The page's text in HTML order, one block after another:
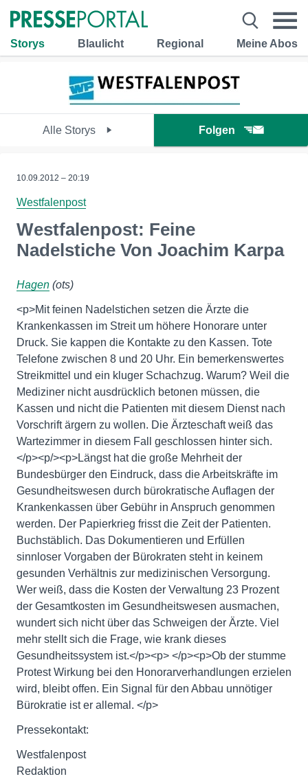
Storys Blaulicht Regional Meine Abos
Alle Storys Folgen
10.09.2012 – 20:19
Westfalenpost
Westfalenpost: Feine
Nadelstiche Von Joachim Karpa
Hagen (ots)
<p>Mit feinen Nadelstichen setzen die Ärzte die
Krankenkassen im Streit um höhere Honorare unter
Druck. Sie kappen die Kontakte zu den Kassen. Tote
Telefone zwischen 8 und 20 Uhr. Ein bemerkenswertes
Streikmittel und ein kluger Schachzug. Warum? Weil die
Mediziner nicht ausdrücklich betonen müssen, die
Kassen und nicht die Patienten mit diesem Dienst nach
Vorschrift ärgern zu wollen. Die Ärzteschaft weiß das
Wartezimmer in diesem Fall geschlossen hinter sich.
</p><p/><p>Längst hat die große Mehrheit der
Bundesbürger den Eindruck, dass die Arbeitskräfte im
Gesundheitswesen durch bürokratische Auflagen der
Krankenkassen über Gebühr in Anspruch genommen
werden. Der Papierkrieg frisst die Zeit der Patienten.
Buchstäblich. Das Dokumentieren und Erfüllen
sinnloser Vorgaben der Bürokraten steht in keinem
gesunden Verhältnis zur medizinischen Versorgung.
Wer weiß, dass die Kosten der Verwaltung 23 Prozent
der Gesamtkosten im Gesundheitswesen ausmachen,
wundert sich nicht über das Schweigen der Ärzte. Viel
mehr stellt sich die Frage, wie krank dieses
Gesundheitssystem ist.</p><p> </p><p>Ob der stumme
Protest Wirkung bei den Honorarverhandlungen erzielen
wird, bleibt offen. Ein Signal für den Abbau unnötiger
Bürokratie ist er allemal. </p>
Pressekontakt:
Westfalenpost
Redaktion